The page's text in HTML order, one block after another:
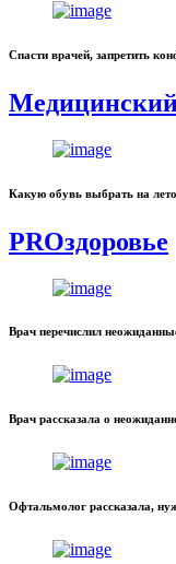
Спасти врачей, запретить
Какую обувь выбрать на
PROздоровье
Врач перечислил
Врач рассказала о
Офтальмолог рассказала,